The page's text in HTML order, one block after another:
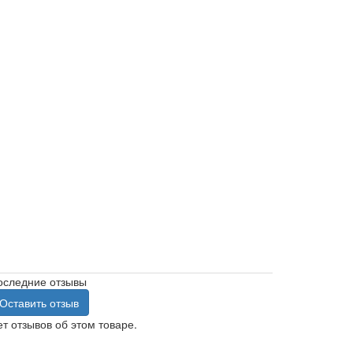
отзывы
Оставить отзыв
отзывов об этом товаре.